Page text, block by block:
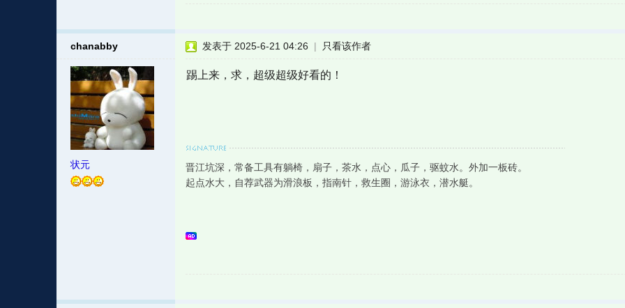
chanabby
状元
发表于 2025-6-21 04:26 | 只看该作者
踢上来，求，超级超级好看的！
晋江坑深，常备工具有躺椅，扇子，茶水，点心，瓜子，驱蚊水。外加一板砖。
起点水大，自荐武器为滑浪板，指南针，救生圈，游泳衣，潜水艇。